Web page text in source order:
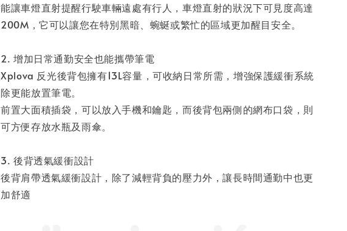
能讓車燈直射提醒行駛車輛遠處有行人，車燈直射的狀況下可見度高達
200M，它可以讓您在特別黑暗、蜿蜒或繁忙的區域更加醒目安全。
2. 增加日常通勤安全也能攜帶筆電
Xplova 反光後背包擁有13L容量，可收納日常所需，增強保護緩衝系統
除更能放置筆電。
前置大面積插袋，可以放入手機和鑰匙，而後背包兩側的網布口袋，則
可方便存放水瓶及雨傘。
3. 後背透氣緩衝設計
後背肩帶透氣緩衝設計，除了減輕背負的壓力外，讓長時間通勤中也更
加舒適